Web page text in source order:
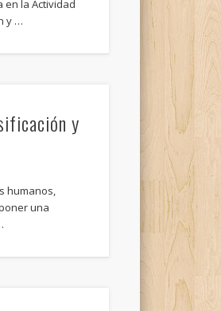
en la Actividad
y …
y
humanos,
una